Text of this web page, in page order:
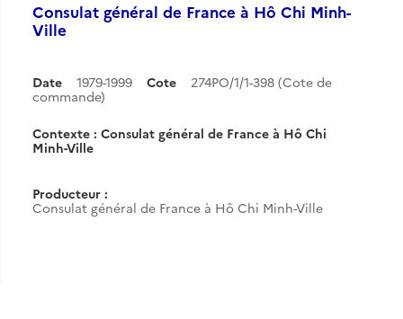
Consulat général de France à Hô Chi Minh-
Ville
Date 1979-1999 Cote
274PO/1/1-398 (Cote de
commande)
Contexte : Consulat général de France à Hô Chi
Minh-Ville
Producteur :
Consulat général de France à Hô Chi Minh-Ville